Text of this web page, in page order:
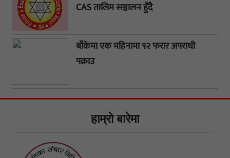
CAS तालिम सञ्चालन हुँदै
बाँकेमा एक महिनामा ९२ फरार अपराधी
पक्राउ
हाम्राे बारेमा